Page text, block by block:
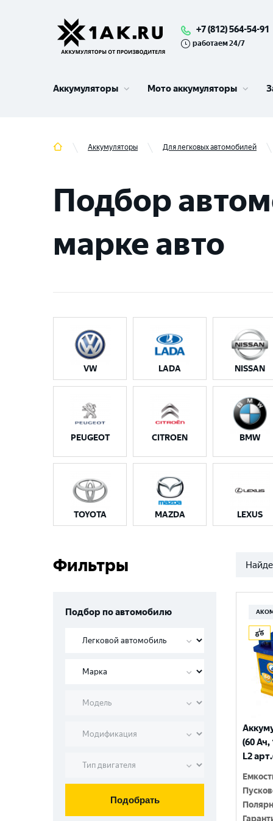
+7 (812) 564-54-91
работаем 24/7
Аккумуляторы Мото аккумуляторы
Аккумуляторы Для легковых автомобилей
Подбор
марке авто
VW LADA NISSAN
PEUGEOT CITROEN BMW
TOYOTA MAZDA LEXUS
Фильтры
Подбор по автомобилю
Подобрать
(60 Ач,
L2